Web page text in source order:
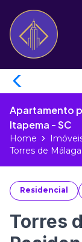
Apartamento
Itapema - SC
Home
Torres de
Residencial
Torres